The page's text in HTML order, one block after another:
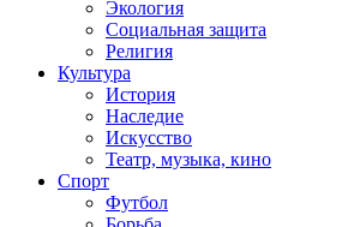
Экология
Социальная защита
Религия
Культура
История
Наследие
Искусство
Театр, музыка, кино
Спорт
Футбол